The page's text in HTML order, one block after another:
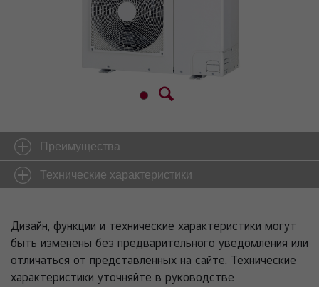
Преимущества
Технические характеристики
Дизайн, функции и технические характеристики могут
быть изменены без предварительного уведомления или
отличаться от представленных на сайте. Технические
характеристики уточняйте в руководстве